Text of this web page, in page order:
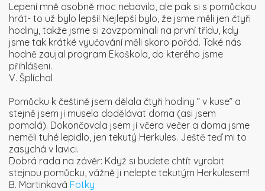
Lepení mně osobně moc nebavilo, ale pak si s pomůckou
hrát- to už bylo lepší! Nejlepší bylo, že jsme měli jen čtyři
hodiny, takže jsme si zavzpomínali na první třídu, kdy
jsme tak krátké vyučování měli skoro pořád. Také nás
hodně zaujal program Ekoškola, do kterého jsme
přihlášeni.
V. Šplíchal
Pomůcku k češtině jsem dělala čtyři hodiny ” v kuse” a
stejně jsem ji musela dodělávat doma (asi jsem
pomalá). Dokončovala jsem ji včera večer a doma jsme
neměli tuhé lepidlo, jen tekutý Herkules. Ještě teď mi to
zasychá v lavici.
Dobrá rada na závěr: Když si budete chtít vyrobit
stejnou pomůcku, vážně ji nelepte tekutým Herkulesem!
B. Martinková Fotky